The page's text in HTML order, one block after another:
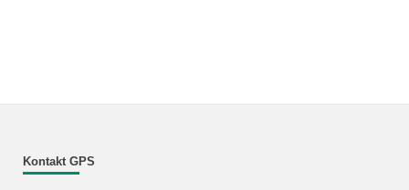
Kontakt GPS